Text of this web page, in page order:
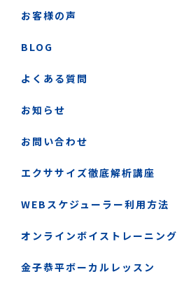
お客様の声
BLOG
よくある質問
お知らせ
お問い合わせ
エクササイズ徹底解析講座
WEBスケジューラー利用方法
オンラインボイストレーニング
金子恭平ボーカルレッスン